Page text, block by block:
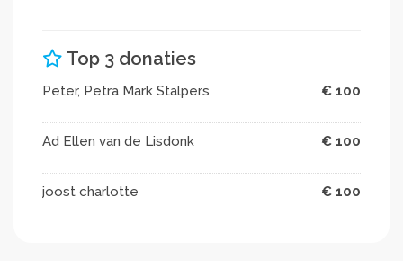
Top 3 donaties
Peter, Petra Mark Stalpers € 100
Ad Ellen van de Lisdonk € 100
joost charlotte € 100